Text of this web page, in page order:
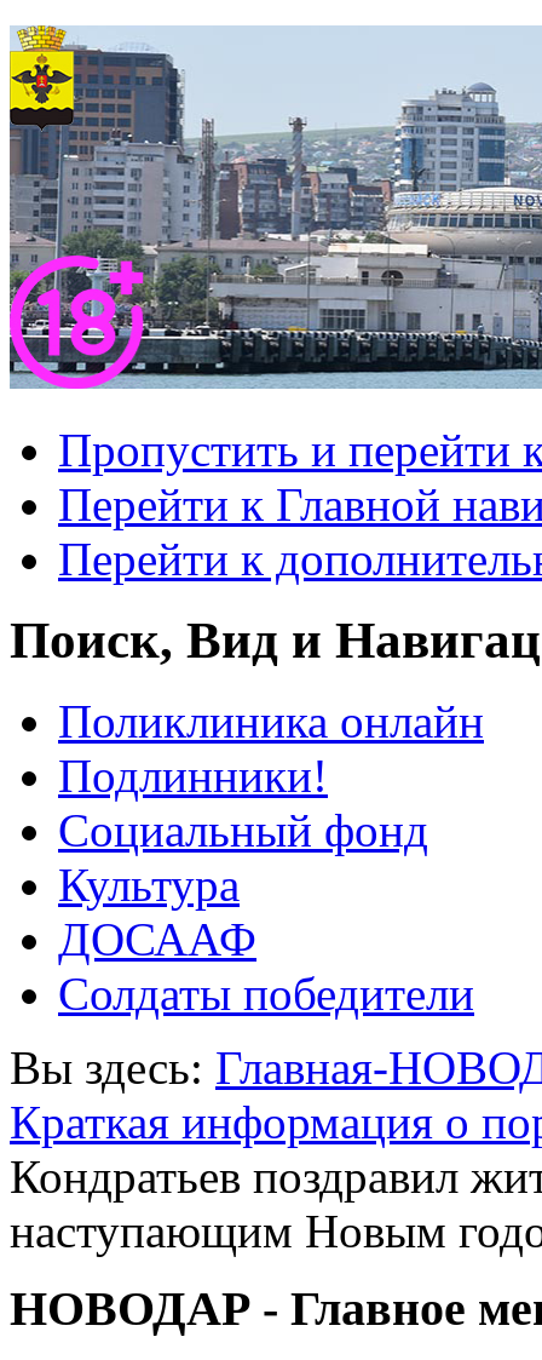
Пропустить и перейти
Перейти к Главной
Перейти к
Поиск, Вид и
Поликлиника онлайн
Подлинники!
Социальный фонд
Культура
ДОСААФ
Солдаты победители
Вы здесь: Главная-
Краткая информация о
Кондратьев поздравил
наступающим Новым
НОВОДАР - Главное